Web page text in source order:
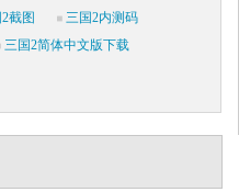
截图
三国2内测码
三国2简体中文版下载